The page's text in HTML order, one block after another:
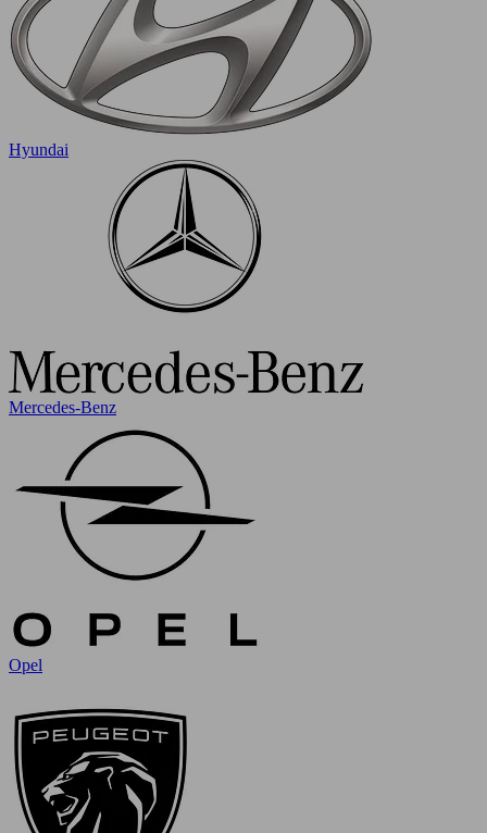
Hyundai
Mercedes-Benz
Opel